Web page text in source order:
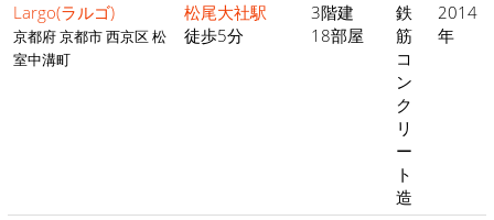
Largo(ラルゴ)
京都府 京都市 西京区 松
室中溝町
松尾大社駅
徒歩5分
3階建
18部屋
鉄
筋
コ
ン
ク
リ
ー
ト
造
2014
年